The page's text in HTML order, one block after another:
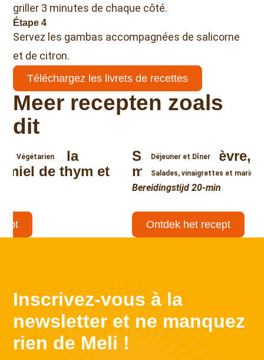
griller 3 minutes de chaque côté.
Étape 4
Servez les gambas accompagnées de salicorne
et de citron.
Téléchargez les livrets de recettes
Meer recepten zoals
dit
fleur à la
miel de thym et
Végétarien
Salade de chèvre,
miel
Bereidingstijd 20-min
Ontdek het recept
Déjeuner et Dîner
Salades, vinaigrettes et
Inscrivez-vous à la
newsletter et ne manquez
rien de Meli !